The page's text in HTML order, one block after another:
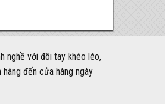
nghề với đôi tay khéo léo,
đến cửa hàng ngày